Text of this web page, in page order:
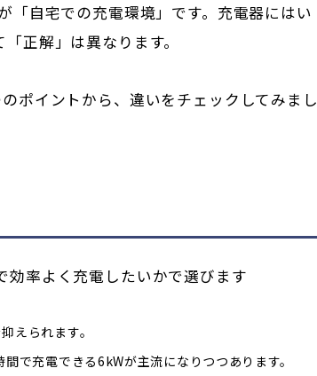
「自宅での充電環境」です。充電器にはい
正解」は異なります。
ポイントから、違いをチェックしてみまし
率よく充電したいかで選びます
えられます。
で充電できる6kWが主流になりつつあります。